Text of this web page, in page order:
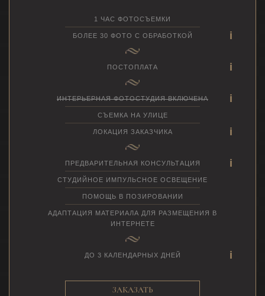
1 ЧАС ФОТОСЪЕМКИ
БОЛЕЕ 30 ФОТО С ОБРАБОТКОЙ
ПОСТОПЛАТА
ИНТЕРЬЕРНАЯ ФОТОСТУДИЯ ВКЛЮЧЕНА
СЪЕМКА НА УЛИЦЕ
ЛОКАЦИЯ ЗАКАЗЧИКА
ПРЕДВАРИТЕЛЬНАЯ КОНСУЛЬТАЦИЯ
СТУДИЙНОЕ ИМПУЛЬСНОЕ ОСВЕЩЕНИЕ
ПОМОЩЬ В ПОЗИРОВАНИИ
АДАПТАЦИЯ МАТЕРИАЛА ДЛЯ РАЗМЕЩЕНИЯ В
ИНТЕРНЕТЕ
ДО 3 КАЛЕНДАРНЫХ ДНЕЙ
ЗАКАЗАТЬ